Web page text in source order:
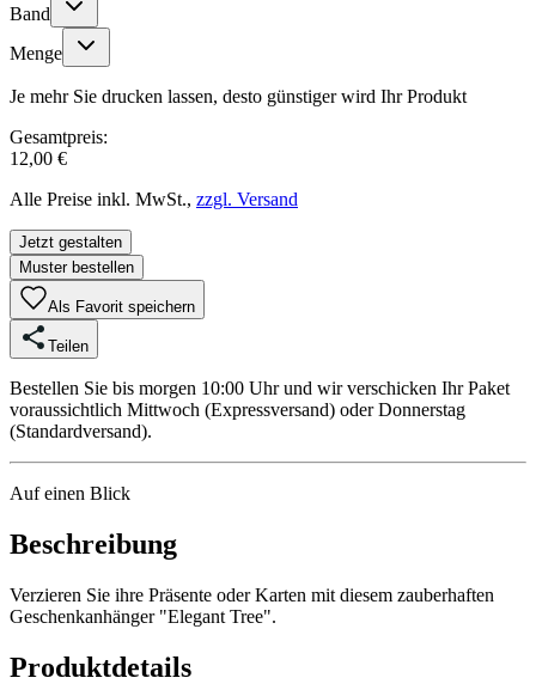
Band
Menge
Je mehr Sie drucken lassen, desto günstiger wird Ihr Produkt
Gesamtpreis:
12,00 €
Alle Preise inkl. MwSt., zzgl. Versand
Jetzt gestalten
Muster bestellen
Als Favorit speichern
Teilen
Bestellen Sie bis morgen 10:00 Uhr und wir verschicken Ihr Paket
voraussichtlich Mittwoch (Expressversand) oder Donnerstag
(Standardversand).
Auf einen Blick
Beschreibung
Verzieren Sie ihre Präsente oder Karten mit diesem zauberhaften
Geschenkanhänger "Elegant Tree".
Produktdetails